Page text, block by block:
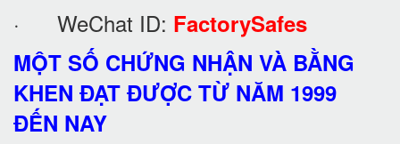
· WeChat ID: FactorySafes
MỘT SỐ CHỨNG NHẬN VÀ BẰNG
KHEN ĐẠT ĐƯỢC TỪ NĂM 1999
ĐẾN NAY